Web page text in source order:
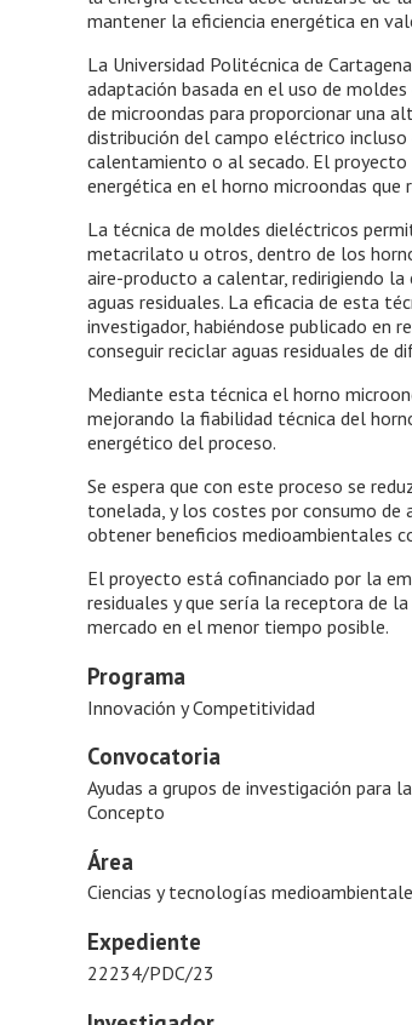
mantener la eficiencia energética en
La Universidad Politécnica de
adaptación basada en el uso de
de microondas para proporcionar una
distribución del campo eléctrico
calentamiento o al secado. El proyecto
energética en el horno microondas que
La técnica de moldes dieléctricos
metacrilato u otros, dentro de los
aire-producto a calentar, redirigiendo
aguas residuales. La eficacia de esta
investigador, habiéndose publicado en
conseguir reciclar aguas residuales de
Mediante esta técnica el horno
mejorando la fiabilidad técnica del
energético del proceso.
Se espera que con este proceso se
tonelada, y los costes por consumo de
obtener beneficios medioambientales
El proyecto está cofinanciado por la
residuales y que sería la receptora de
mercado en el menor tiempo posible.
Programa
Innovación y Competitividad
Convocatoria
Ayudas a grupos de investigación para
Concepto
Área
Ciencias y tecnologías
Expediente
22234/PDC/23